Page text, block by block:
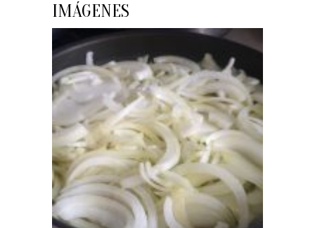
IMÁGENES